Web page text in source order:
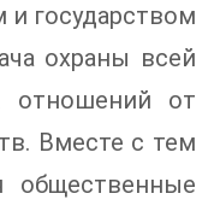
государством
охраны всей
отношений от
Вместе с тем
общественные